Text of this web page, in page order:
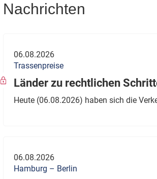
SPNV-Marktdaten
Politik
wen?
Thema des Monats
Nachrichten
06.08.2026
Trassenpreise
Länder zu rechtlichen
Heute (06.08.2026) haben sich die
06.08.2026
Hamburg – Berlin